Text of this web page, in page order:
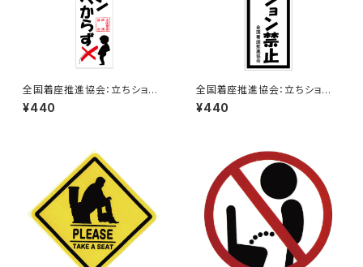
全国着座推進協会：立ちション
するべからずステッカー 7B
¥440
全国着座推進協会：立ちション
禁止ステッカー 11C
¥440